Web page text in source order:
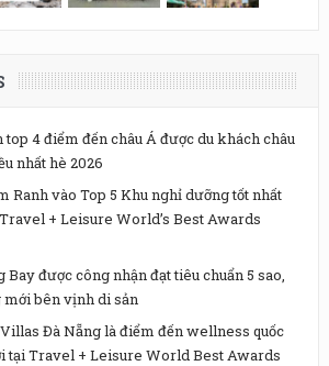
4 điểm đến châu Á được du khách châu
nhất hè 2026
Ranh vào Top 5 Khu nghỉ dưỡng tốt nhất
+ Leisure World’s Best Awards
được công nhận đạt tiêu chuẩn 5 sao,
bên vịnh di sản
Đà Nẵng là điểm đến wellness quốc
tại Travel + Leisure World Best Awards